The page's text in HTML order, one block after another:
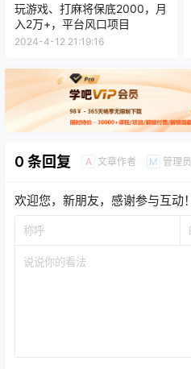
玩游戏、打麻将保底2000，月
入2万+，平台风口项目
2024-4-12 21:19:16
0 条回复 A 文章作者 M 管理员
欢迎您，新朋友，感谢参与互动！